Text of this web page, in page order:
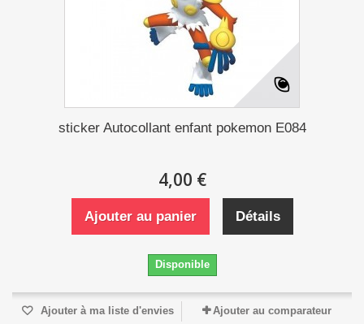
sticker Autocollant enfant pokemon E084
4,00 €
Ajouter au panier Détails
Disponible
Ajouter à ma liste d'envies Ajouter au comparateur